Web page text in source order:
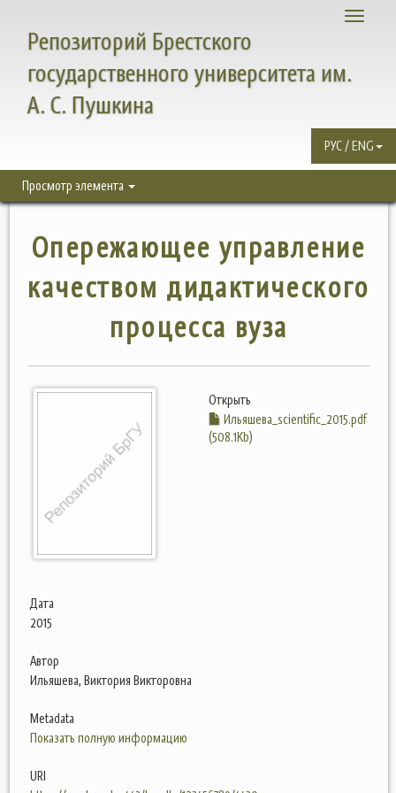
Toggle
Репозиторий Брестского
государственного университета им.
А. С. Пушкина
РУС / ENG
Просмотр элемента
Опережающее управление
качеством дидактического
процесса вуза
Открыть
Ильяшева_scientific_2015.pdf
(508.1Kb)
Дата
2015
Автор
Ильяшева, Виктория Викторовна
Metadata
Показать полную информацию
URI